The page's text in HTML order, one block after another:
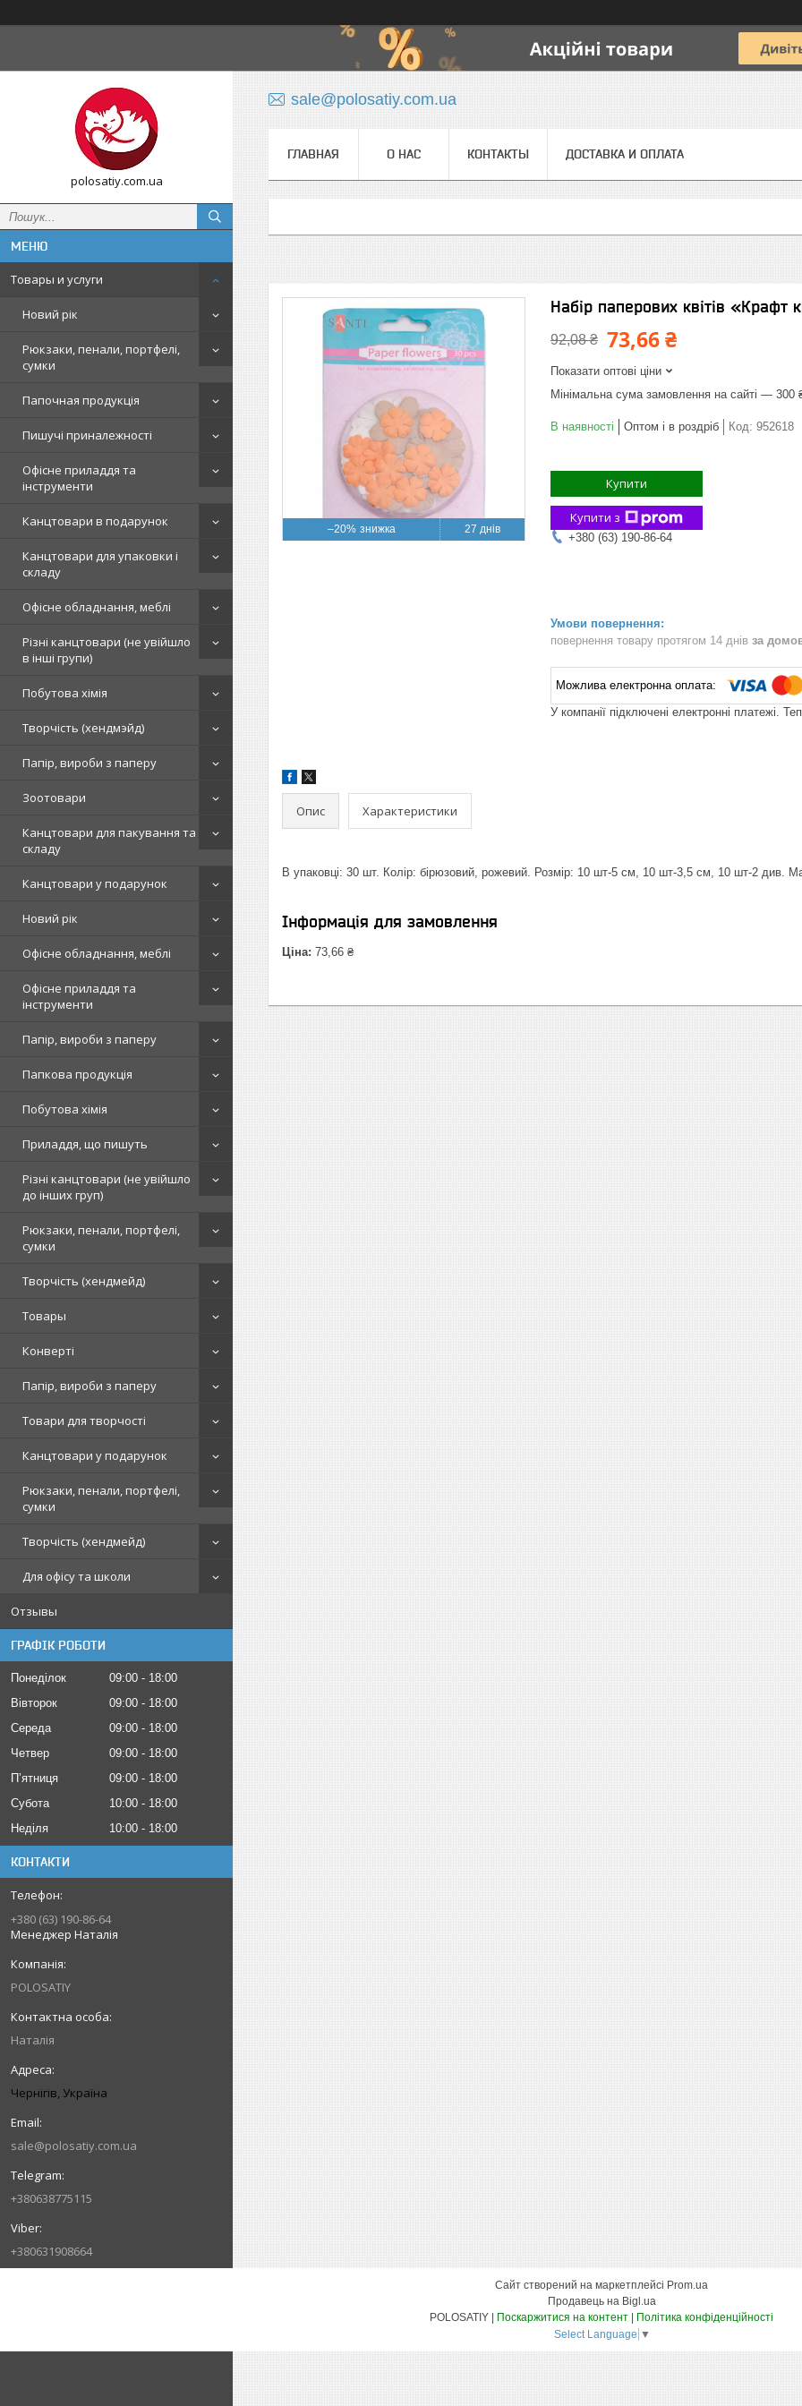
polosatiy.com.ua
Товары и услуги
Новий рік
Рюкзаки, пенали, портфелі,
сумки
Папочная продукція
Пишучі приналежності
Офісне приладдя та
інструменти
Канцтовари в подарунок
Канцтовари для упаковки і
складу
Офісне обладнання, меблі
Різні канцтовари (не увійшло
в інші групи)
Побутова хімія
Творчість (хендмэйд)
Папір, вироби з паперу
Зоотовари
Канцтовари для пакування та
складу
Канцтовари у подарунок
Новий рік
Офісне обладнання, меблі
Офісне приладдя та
інструменти
Папір, вироби з паперу
Папкова продукція
Побутова хімія
Приладдя, що пишуть
Різні канцтовари (не увійшло
до інших груп)
Рюкзаки, пенали, портфелі,
сумки
Творчість (хендмейд)
Товары
Конверті
Папір, вироби з паперу
Товари для творчості
Канцтовари у подарунок
Рюкзаки, пенали, портфелі,
сумки
Творчість (хендмейд)
Для офісу та школи
Отзывы
ГРАФІК РОБОТИ
Понеділок 09:00
18:00
Вівторок
09:00
18:00
Середа
09:00
18:00
Четвер
09:00
18:00
Пʼятниця
09:00
18:00
Субота
10:00
18:00
Неділя
10:00 18:00
КОНТАКТИ
+380 (63) 190-86-64
Менеджер Наталія
POLOSATIY
Наталія
Чернігів, Україна
sale@polosatiy.com.ua
+380638775115
+380631908664
sale@polosatiy.com.ua
ГЛАВНАЯ О НАС КОНТАКТЫ ДОСТАВКА И ОПЛАТА
–20% 27 днів
Набір паперових квітів «Крафт
92,08 ₴ 73,66 ₴
Показати оптові ціни
Мінімальна сума замовлення на сайті — 300
В наявності Оптом і в роздріб Код: 952618
Купити
Купити з
+380 (63) 190-86-64
повернення товару протягом 14 днів за
У компанії підключені електронні платежі.
Опис Характеристики
В упаковці: 30 шт. Колір: бірюзовий, рожевий. Розмір: 10 шт-5 см, 10 шт-3,5 см, 10 шт-2 див.
Інформація для замовлення
Ціна: 73,66 ₴
Сайт створений на маркетплейсі Prom.ua
Продавець на Bigl.ua
Поскаржитися на контент
Політика конфіденційності
Select Language ▼